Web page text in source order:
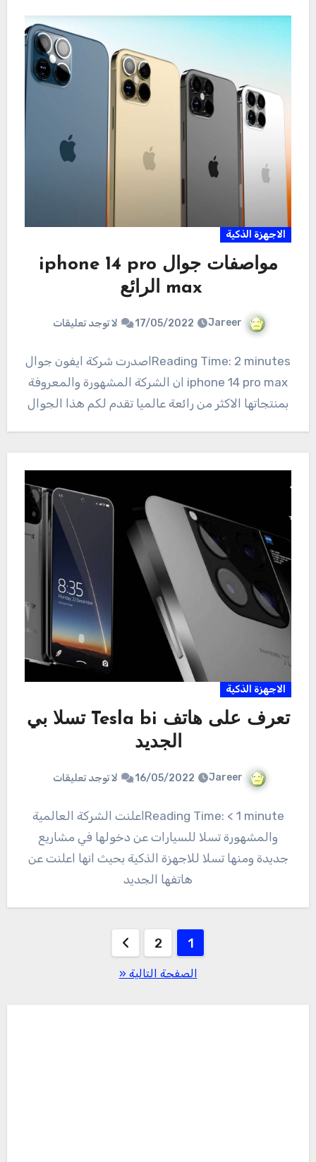
الاجهزة الذكية
مواصفات جوال iphone 14 pro
max الرائع
Jareer
17/05/2022 لا توجد تعليقات
Reading Time: 2 minutesاصدرت شركة ايفون جوال
iphone 14 pro max ان الشركة المشهورة والمعروفة
بمنتجاتها الاكثر من رائعة عالميا تقدم لكم هذا الجوال
الاجهزة الذكية
تعرف على هاتف Tesla bi تسلا بي
الجديد
Jareer
16/05/2022 لا توجد تعليقات
Reading Time: < 1 minuteاعلنت الشركة العالمية
والمشهورة تسلا للسيارات عن دخولها في مشاريع
جديدة ومنها تسلا للاجهزة الذكية بحيث انها اعلنت عن
هاتفها الجديد
1
2
الصفحة التالية «